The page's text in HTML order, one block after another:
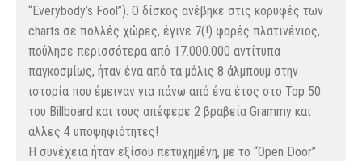
“Everybody’s Fool”). Ο δίσκος ανέβηκε στις κορυφές των
charts σε πολλές χώρες, έγινε 7(!) φορές πλατινένιος,
πούλησε περισσότερα από 17.000.000 αντίτυπα
παγκοσμίως, ήταν ένα από τα μόλις 8 άλμπουμ στην
ιστορία που έμειναν για πάνω από ένα έτος στο Top 50
του Billboard και τους απέφερε 2 βραβεία Grammy και
άλλες 4 υποψηφιότητες!
Η συνέχεια ήταν εξίσου πετυχημένη, με το “Open Door”